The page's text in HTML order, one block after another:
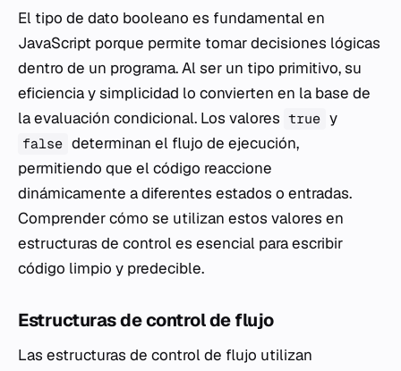
El tipo de dato booleano es fundamental en
JavaScript porque permite tomar decisiones lógicas
dentro de un programa. Al ser un tipo primitivo, su
eficiencia y simplicidad lo convierten en la base de
la evaluación condicional. Los valores true y
false determinan el flujo de ejecución,
permitiendo que el código reaccione
dinámicamente a diferentes estados o entradas.
Comprender cómo se utilizan estos valores en
estructuras de control es esencial para escribir
código limpio y predecible.
Estructuras de control de flujo
Las estructuras de control de flujo utilizan